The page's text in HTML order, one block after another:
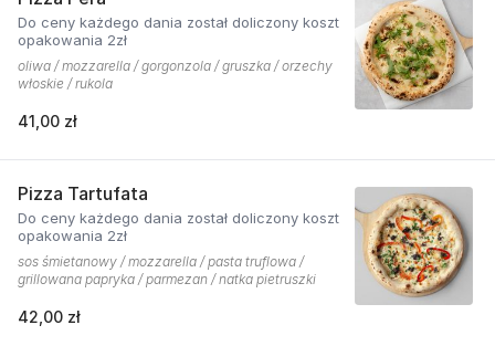
Do ceny każdego dania został doliczony koszt
opakowania 2zł
oliwa / mozzarella / gorgonzola / gruszka / orzechy
włoskie / rukola
41,00 zł
Pizza Tartufata
Do ceny każdego dania został doliczony koszt
opakowania 2zł
sos śmietanowy / mozzarella / pasta truflowa /
grillowana papryka / parmezan / natka pietruszki
42,00 zł